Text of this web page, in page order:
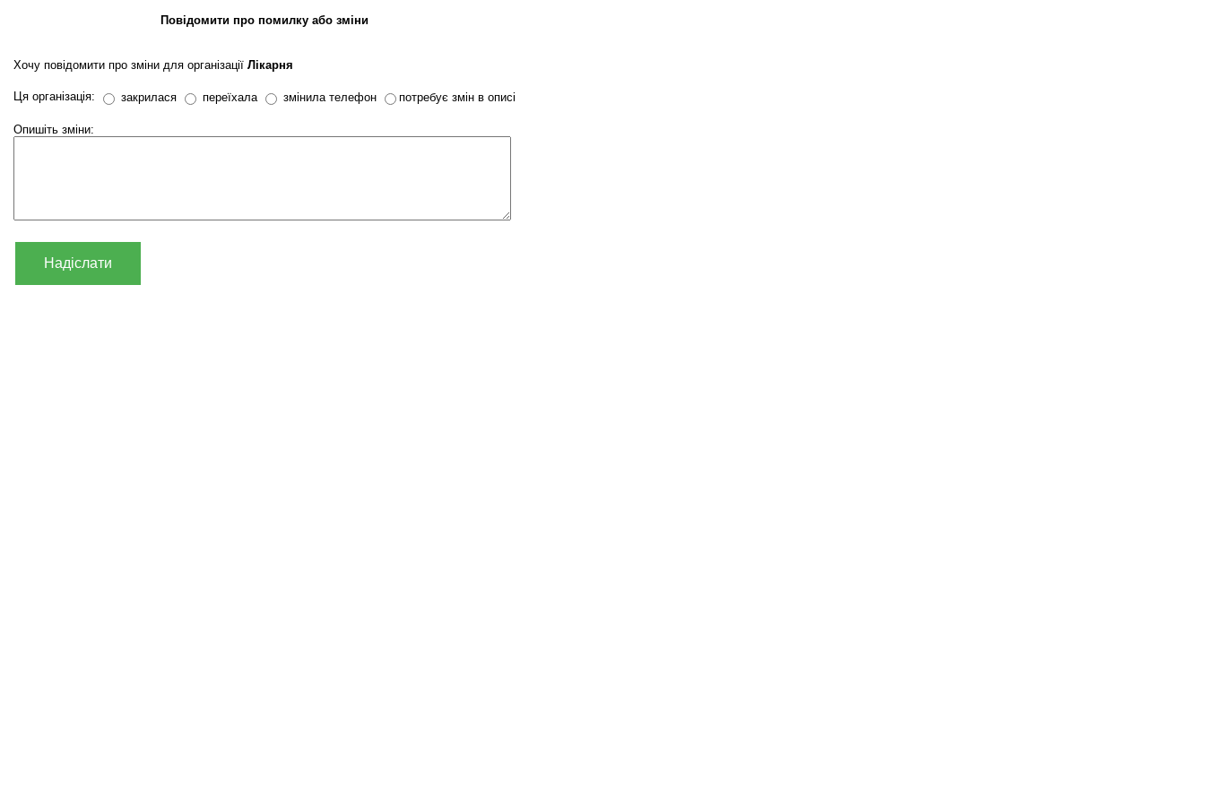
Повідомити про помилку або зміни
Хочу повідомити про зміни для організації Лікарня
Ця організація: закрилася переїхала змінила телефон потребує змін в описі
Опишіть зміни:
Надіслати